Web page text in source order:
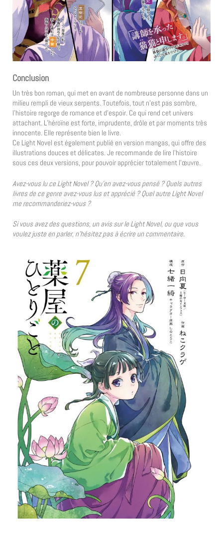
Conclusion
Un très bon roman, qui met en avant de nombreuse personne dans un
milieu rempli de vieux serpents. Toutefois, tout n’est pas sombre,
l’histoire regorge de romance et d’espoir. Ce qui rend cet univers
attachant. L’héroïne est forte, imprudente, drôle et par moments très
innocente. Elle représente bien le livre.
Ce Light Novel est également publié en version mangas, qui offre des
illustrations douces et délicates. Je recommande de lire l’histoire
sous ces deux versions, pour pouvoir apprécier totalement l’œuvre.
Avez-vous lu ce Light Novel ? Qu’en avez-vous pensé ? Quels autres
livres de ce genre avez-vous lus et apprécié ? Quel autre Light Novel
me recommanderiez-vous ?
Si vous avez des questions, un avis sur le Light Novel, ou que vous
voulez juste en parler, n’hésitez pas à écrire un commentaire.